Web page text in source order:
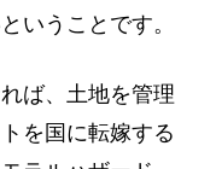
いうことです。
ば、土地を管理
を国に転嫁する